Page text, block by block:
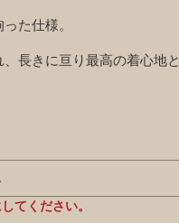
た仕様。
長きに亘り最高の着心地
てください。